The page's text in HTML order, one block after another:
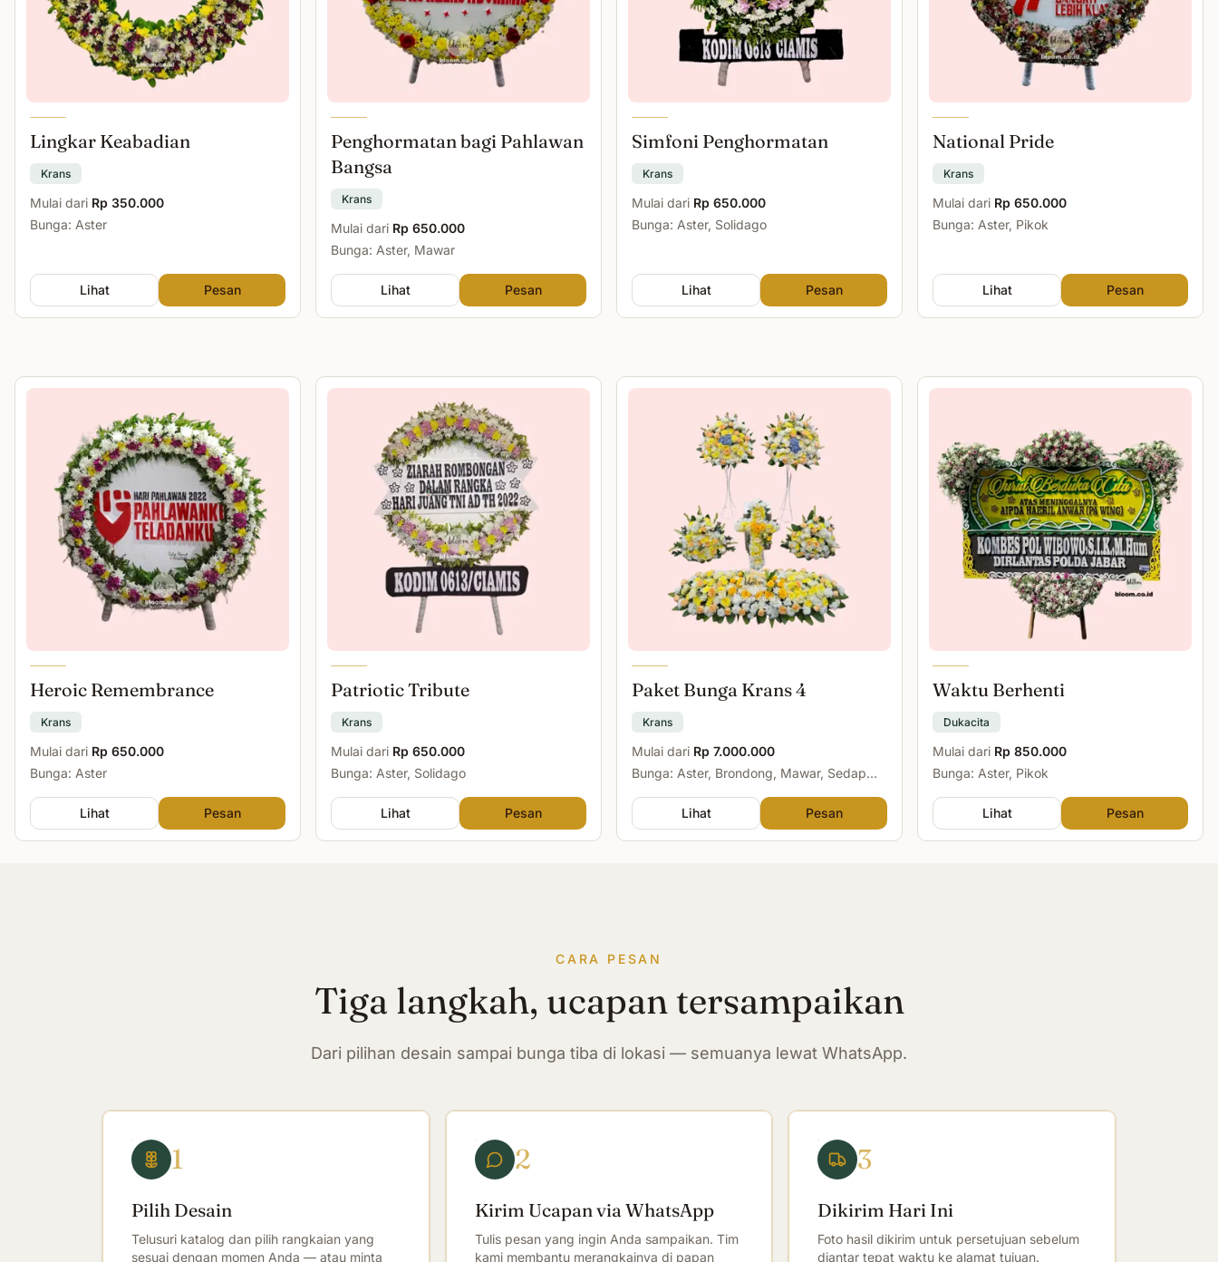
Lingkar Keabadian
Krans
Mulai dari Rp 350.000
Bunga: Aster
Lihat Pesan
Penghormatan bagi Pahlawan
Bangsa
Krans
Mulai dari Rp 650.000
Bunga: Aster, Mawar
Lihat Pesan
Simfoni Penghormatan
Krans
Mulai dari Rp 650.000
Bunga: Aster, Solidago
Lihat Pesan
National Pride
Krans
Mulai dari Rp 650.000
Bunga: Aster, Pikok
Lihat Pesan
Heroic Remembrance
Krans
Mulai dari Rp 650.000
Bunga: Aster
Lihat Pesan
Patriotic Tribute
Krans
Mulai dari Rp 650.000
Bunga: Aster, Solidago
Lihat Pesan
Paket Bunga Krans 4
Krans
Mulai dari Rp 7.000.000
Bunga: Aster, Brondong, Mawar, Sedap
Lihat
Pesan
Waktu Berhenti
Dukacita
Mulai dari Rp 850.000
Bunga: Aster, Pikok
Lihat Pesan
CARA PESAN
Tiga langkah, ucapan tersampaikan
Dari pilihan desain sampai bunga tiba di lokasi — semuanya lewat WhatsApp.
1
Pilih Desain
Telusuri katalog dan pilih rangkaian yang
sesuai dengan momen Anda — atau minta
2
Kirim Ucapan via WhatsApp
Tulis pesan yang ingin Anda sampaikan. Tim
kami membantu merangkainya di papan
3
Dikirim Hari Ini
Foto hasil dikirim untuk persetujuan sebelum
diantar tepat waktu ke alamat tujuan.